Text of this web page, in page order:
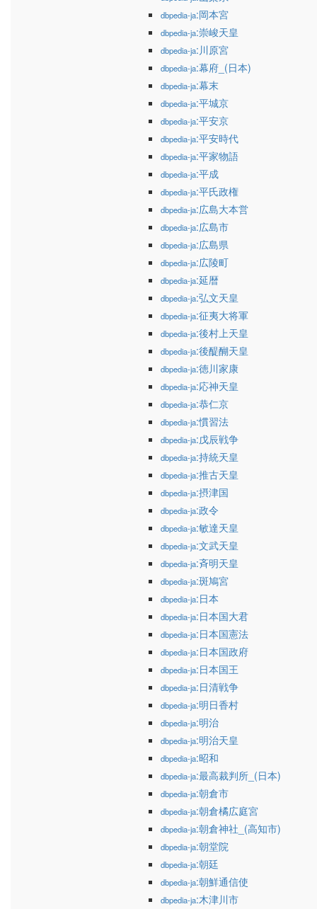
dbpedia-ja:岡本宮
dbpedia-ja:崇峻天皇
dbpedia-ja:川原宮
dbpedia-ja:幕府_(日本)
dbpedia-ja:幕末
dbpedia-ja:平城京
dbpedia-ja:平安京
dbpedia-ja:平安時代
dbpedia-ja:平家物語
dbpedia-ja:平成
dbpedia-ja:平氏政権
dbpedia-ja:広島大本営
dbpedia-ja:広島市
dbpedia-ja:広島県
dbpedia-ja:広陵町
dbpedia-ja:延暦
dbpedia-ja:弘文天皇
dbpedia-ja:征夷大将軍
dbpedia-ja:後村上天皇
dbpedia-ja:後醍醐天皇
dbpedia-ja:徳川家康
dbpedia-ja:応神天皇
dbpedia-ja:恭仁京
dbpedia-ja:慣習法
dbpedia-ja:戊辰戦争
dbpedia-ja:持統天皇
dbpedia-ja:推古天皇
dbpedia-ja:摂津国
dbpedia-ja:政令
dbpedia-ja:敏達天皇
dbpedia-ja:文武天皇
dbpedia-ja:斉明天皇
dbpedia-ja:斑鳩宮
dbpedia-ja:日本
dbpedia-ja:日本国大君
dbpedia-ja:日本国憲法
dbpedia-ja:日本国政府
dbpedia-ja:日本国王
dbpedia-ja:日清戦争
dbpedia-ja:明日香村
dbpedia-ja:明治
dbpedia-ja:明治天皇
dbpedia-ja:昭和
dbpedia-ja:最高裁判所_(日本)
dbpedia-ja:朝倉市
dbpedia-ja:朝倉橘広庭宮
dbpedia-ja:朝倉神社_(高知市)
dbpedia-ja:朝堂院
dbpedia-ja:朝廷
dbpedia-ja:朝鮮通信使
dbpedia-ja:木津川市